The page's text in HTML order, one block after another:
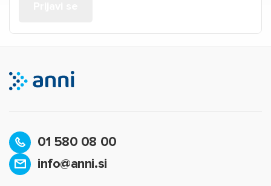
01 580 08 00
info@anni.si
Prijava